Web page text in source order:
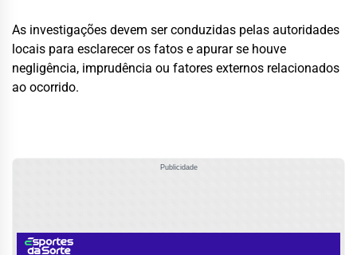
As investigações devem ser conduzidas pelas autoridades
locais para esclarecer os fatos e apurar se houve
negligência, imprudência ou fatores externos relacionados
ao ocorrido.
Publicidade